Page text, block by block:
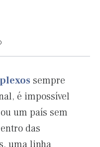
sempre
é impossível
um país sem
das